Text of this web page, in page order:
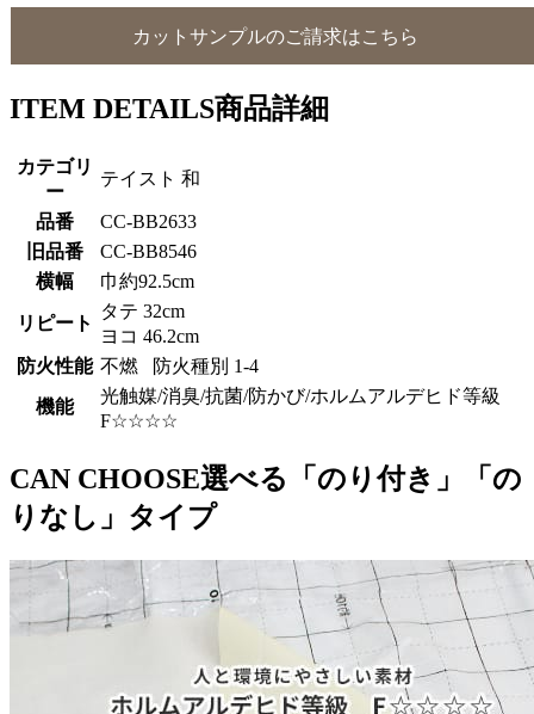
カットサンプルのご請求はこちら
ITEM DETAILS商品詳細
カテゴリ
ー
テイスト 和
品番
CC-BB2633
旧品番
CC-BB8546
横幅
巾約92.5cm
リピート
タテ 32cm
ヨコ 46.2cm
防火性能 不燃 防火種別 1-4
機能
光触媒/消臭/抗菌/防かび/ホルムアルデヒド等級
F☆☆☆☆
CAN CHOOSE選べる「のり付き」「の
りなし」タイプ